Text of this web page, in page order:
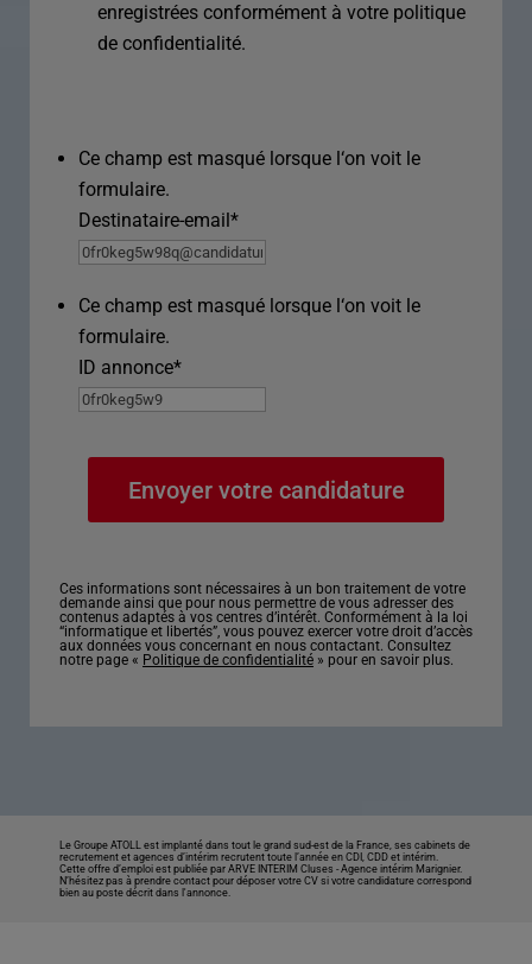
enregistrées conformément à votre politique
de confidentialité.
Ce champ est masqué lorsque l‘on voit le
formulaire.
Destinataire-email*
Ce champ est masqué lorsque l‘on voit le
formulaire.
ID annonce*
Ces informations sont nécessaires à un bon traitement de votre
demande ainsi que pour nous permettre de vous adresser des
contenus adaptés à vos centres d’intérêt. Conformément à la loi
“informatique et libertés”, vous pouvez exercer votre droit d’accès
aux données vous concernant en nous contactant. Consultez
notre page « Politique de confidentialité » pour en savoir plus.
Le Groupe ATOLL est implanté dans tout le grand sud-est de la France, ses cabinets de
recrutement et agences d’intérim recrutent toute l’année en CDI, CDD et intérim.
Cette offre d’emploi est publiée par ARVE INTERIM Cluses -Agence intérim Marignier.
N’hésitez pas à prendre contact pour déposer votre CV si votre candidature correspond
bien au poste décrit dans l'annonce.